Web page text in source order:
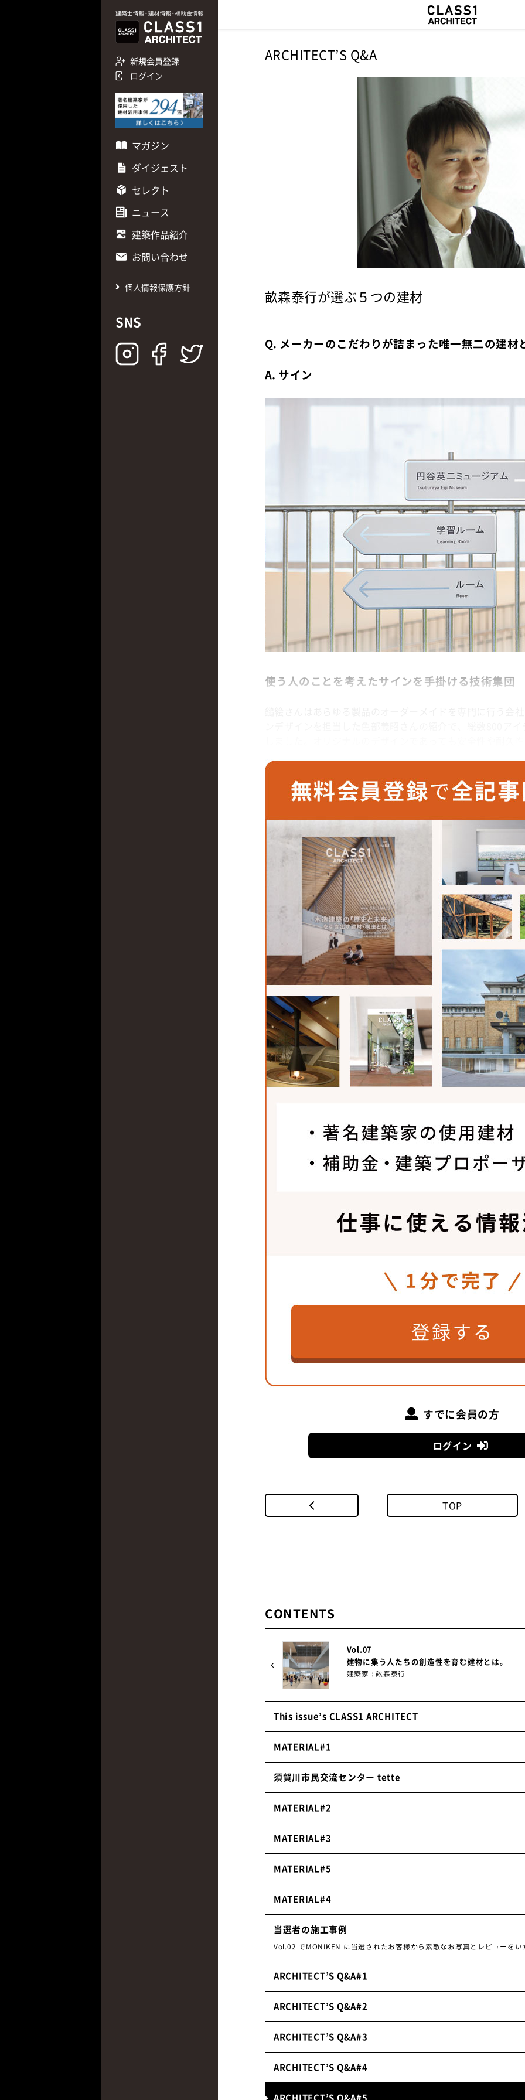
新規会員登録
ログイン
マガジン
ダイジェスト
セレクト
ニュース
建築作品紹介
お問い合わせ
個人情報保護方針
SNS
ARCHITECT’S Q&A
畝森泰行が選ぶ５つの建材
Q. メーカーのこだわりが詰まった唯一無二の建材
A. サイン
使う人のことを考えたサインを手掛ける技術集団
寧に仕上げる技術を持たれています。つくっていただいた
象的だったのは、矢印型の誘導サイン。薄いメッキ鋼板を
られています。安全性に配慮されたその精度と技術力に驚
株式会社鎚絵
〒803-0802
福岡県北九州市小倉北区東港1-1-21
TEL：093-561-2511
FAX：093-561-5099
MAIL：info@tsuchie.jp
WEB：https://tsuchie.jp/
すでに会員の方
ログイン
TOP
CONTENTS
Vol.07
建物に集う人たちの創造性を育む建材とは。
建築家 : 畝森泰行
This issue’s CLASS1 ARCHITECT
MATERIAL#1
須賀川市民交流センター tette
MATERIAL#2
MATERIAL#3
MATERIAL#5
MATERIAL#4
当選者の施工事例
Vol.02 でMONIKEN に当選されたお客様から素敵なお写真とレビューをい
ARCHITECT’S Q&A#1
ARCHITECT’S Q&A#2
ARCHITECT’S Q&A#3
ARCHITECT’S Q&A#4